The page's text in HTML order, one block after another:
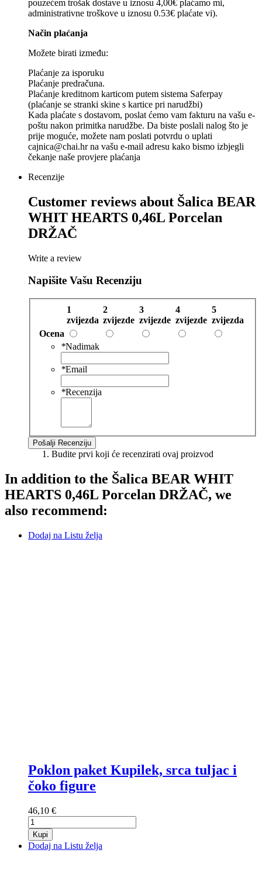
pouzećem trošak dostave u iznosu 4,00€ plaćamo mi,
administrativne troškove u iznosu 0.53€ plaćate vi).
Način plaćanja
Možete birati između:
Plaćanje za isporuku
Plaćanje predračuna.
Plaćanje kreditnom karticom putem sistema Saferpay
(plaćanje se stranki skine s kartice pri narudžbi)
Kada plaćate s dostavom, poslat ćemo vam fakturu na vašu e-
poštu nakon primitka narudžbe. Da biste poslali nalog što je
prije moguće, možete nam poslati potvrdu o uplati
cajnica@chai.hr na vašu e-mail adresu kako bismo izbjegli
čekanje naše provjere plaćanja
Recenzije
Customer reviews about Šalica BEAR
WHIT HEARTS 0,46L Porcelan
DRŽAČ
Write a review
Napišite Vašu Recenziju
1
zvijezda
2
zvijezde
3
zvijezde
4
zvijezde
5
zvijezda
Ocena
*Nadimak
*Email
*Recenzija
Pošalji Recenziju
Budite prvi koji će recenzirati ovaj proizvod
In addition to the Šalica BEAR WHIT
HEARTS 0,46L Porcelan DRŽAČ, we
also recommend:
Dodaj na Listu želja
Poklon paket Kupilek, srca tuljac i
čoko figure
46,10 €
Kupi
Dodaj na Listu želja